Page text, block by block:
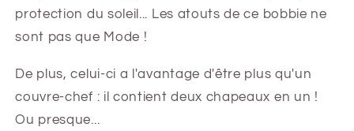
protection du soleil... Les atouts de ce bobbie ne
sont pas que Mode !
De plus, celui-ci a l'avantage d'être plus qu'un
couvre-chef : il contient deux chapeaux en un !
Ou presque...